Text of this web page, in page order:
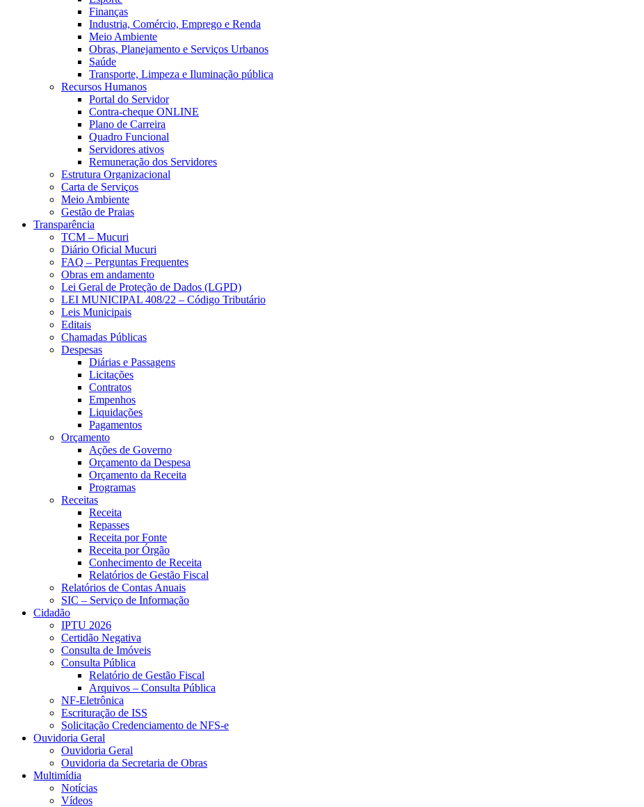
Finanças
Industria, Comércio, Emprego e Renda
Meio Ambiente
Obras, Planejamento e Serviços Urbanos
Saúde
Transporte, Limpeza e Iluminação pública
Recursos Humanos
Portal do Servidor
Contra-cheque ONLINE
Plano de Carreira
Quadro Funcional
Servidores ativos
Remuneração dos Servidores
Estrutura Organizacional
Carta de Serviços
Meio Ambiente
Gestão de Praias
Transparência
TCM – Mucuri
Diário Oficial Mucuri
FAQ – Perguntas Frequentes
Obras em andamento
Lei Geral de Proteção de Dados (LGPD)
LEI MUNICIPAL 408/22 – Código Tributário
Leis Municipais
Editais
Chamadas Públicas
Despesas
Diárias e Passagens
Licitações
Contratos
Empenhos
Liquidações
Pagamentos
Orçamento
Ações de Governo
Orçamento da Despesa
Orçamento da Receita
Programas
Receitas
Receita
Repasses
Receita por Fonte
Receita por Órgão
Conhecimento de Receita
Relatórios de Gestão Fiscal
Relatórios de Contas Anuais
SIC – Serviço de Informação
Cidadão
IPTU 2026
Certidão Negativa
Consulta de Imóveis
Consulta Pública
Relatório de Gestão Fiscal
Arquivos – Consulta Pública
NF-Eletrônica
Escrituração de ISS
Solicitação Credenciamento de NFS-e
Ouvidoria Geral
Ouvidoria Geral
Ouvidoria da Secretaria de Obras
Multimídia
Notícias
Vídeos